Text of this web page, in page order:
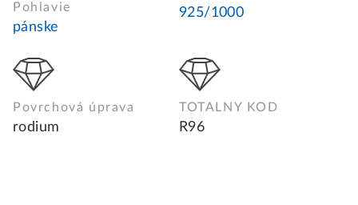
Pohlavie
pánske
925/1000
Povrchová úprava
rodium
TOTALNY KOD
R96